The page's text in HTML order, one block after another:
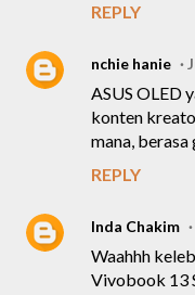
REPLY
nchie hanie
ASUS OLED
konten
mana, berasa
REPLY
Inda Chakim
Waahhh
Vivobook 13